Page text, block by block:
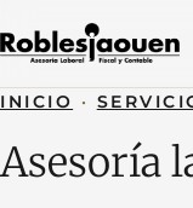
INICIO ·
Asesoría